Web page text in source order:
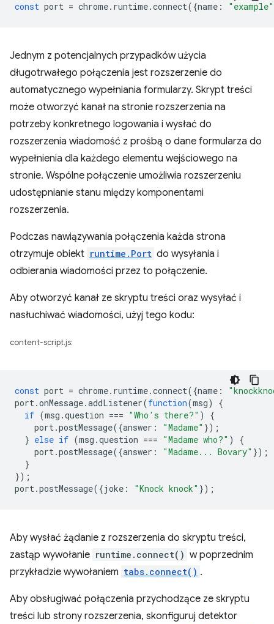
const port = chrome. runtime.connect({name : "example"
Jednym z potencjalnych przypadków użycia
długotrwałego połączenia jest rozszerzenie do
automatycznego wypełniania formularzy. Skrypt treści
może otworzyć kanał na stronie rozszerzenia na
potrzeby konkretnego logowania i wysłać do
rozszerzenia wiadomość z prośbą o dane formularza do
wypełnienia dla każdego elementu wejściowego na
stronie. Wspólne połączenie umożliwia rozszerzeniu
udostępnianie stanu między komponentami
rozszerzenia.
Podczas nawiązywania połączenia każda strona
otrzymuje obiekt runtime.Port do wysyłania i
odbierania wiadomości przez to połączenie.
Aby otworzyć kanał ze skryptu treści oraz wysyłać i
nasłuchiwać wiadomości, użyj tego kodu:
content-script.js:
const port = chrome. runtime.connect({name :
port.onMessage.addListener(function(msg)
{
if (msg .question === "Who's there?" )
{
port.postMessage({answer : "Madame" });
} else if (msg .question === "Madame who?" )
{
port.postMessage({answer : "Madame... Bovary" });
}
});
port.postMessage({joke : "Knock knock" });
Aby wysłać żądanie z rozszerzenia do skryptu treści,
zastąp wywołanie runtime.connect() w poprzednim
przykładzie wywołaniem tabs.connect() .
Aby obsługiwać połączenia przychodzące ze skryptu
treści lub strony rozszerzenia, skonfiguruj detektor